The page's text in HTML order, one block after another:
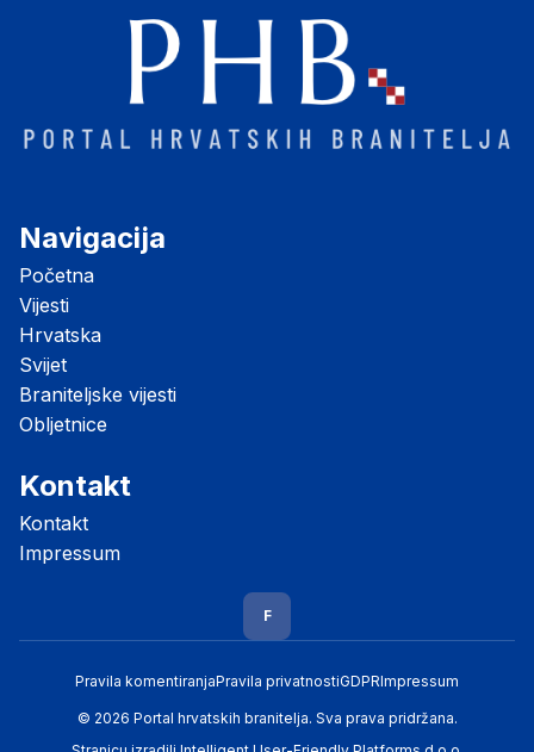
Navigacija
Početna
Vijesti
Hrvatska
Svijet
Braniteljske vijesti
Obljetnice
Kontakt
Kontakt
Impressum
F
Pravila komentiranjaPravila privatnostiGDPRImpressum
© 2026 Portal hrvatskih branitelja. Sva prava pridržana.